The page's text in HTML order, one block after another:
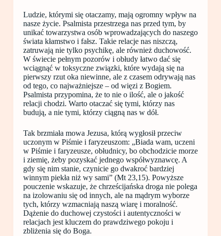
Ludzie, którymi się otaczamy, mają ogromny wpływ na
nasze życie. Psalmista przestrzega nas przed tym, by
unikać towarzystwa osób wprowadzających do naszego
świata kłamstwo i fałsz. Takie relacje nas niszczą,
zatruwają nie tylko psychikę, ale również duchowość.
W świecie pełnym pozorów i obłudy łatwo dać się
wciągnąć w toksyczne związki, które wydają się na
pierwszy rzut oka niewinne, ale z czasem odrywają nas
od tego, co najważniejsze – od więzi z Bogiem.
Psalmista przypomina, że to nie o ilość, ale o jakość
relacji chodzi. Warto otaczać się tymi, którzy nas
budują, a nie tymi, którzy ciągną nas w dół.
Tak brzmiała mowa Jezusa, którą wygłosił przeciw
uczonym w Piśmie i faryzeuszom: „Biada wam, uczeni
w Piśmie i faryzeusze, obłudnicy, bo obchodzicie morze
i ziemię, żeby pozyskać jednego współwyznawcę. A
gdy się nim stanie, czynicie go dwakroć bardziej
winnym piekła niż wy sami” (Mt 23,15). Powyższe
pouczenie wskazuje, że chrześcijańska droga nie polega
na izolowaniu się od innych, ale na mądrym wyborze
tych, którzy wzmacniają naszą wiarę i moralność.
Dążenie do duchowej czystości i autentyczności w
relacjach jest kluczem do prawdziwego pokoju i
zbliżenia się do Boga.